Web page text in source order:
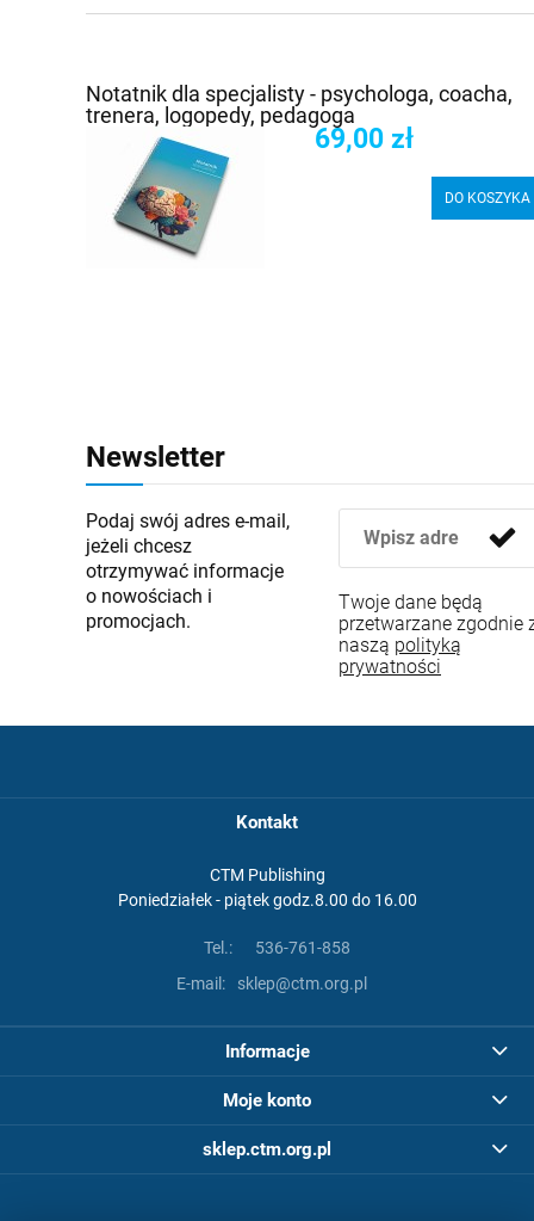
Notatnik dla specjalisty - psychologa, coacha,
trenera, logopedy, pedagoga
69,00 zł
DO KOSZYKA
Newsletter
Podaj swój adres e-mail,
jeżeli chcesz
otrzymywać informacje
o nowościach i
promocjach.
Twoje dane będą
przetwarzane zgodnie
naszą polityką
prywatności
Kontakt
CTM Publishing
Poniedziałek - piątek godz.8.00 do 16.00
Tel.:
536-761-858
E-mail:
sklep@ctm.org.pl
Informacje
Moje konto
sklep.ctm.org.pl